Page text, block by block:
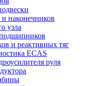
наконечников
узла
и реактивных тяг
ECAS
руля